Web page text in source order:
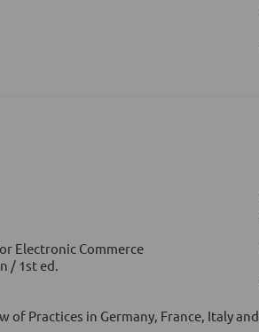
Electronic Commerce
/ 1st ed.
of Practices in Germany, France, Italy and